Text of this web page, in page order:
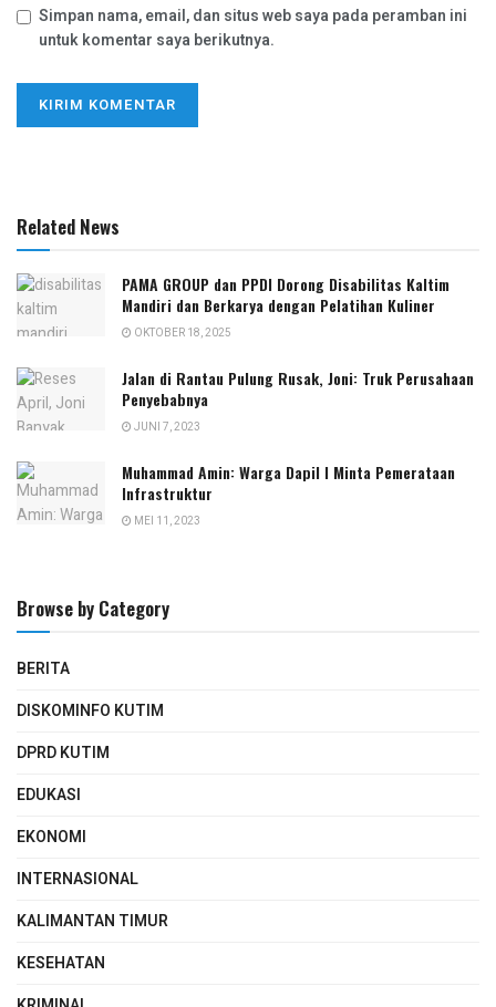
Simpan nama, email, dan situs web saya pada peramban ini
untuk komentar saya berikutnya.
Related News
PAMA GROUP dan PPDI Dorong Disabilitas Kaltim
Mandiri dan Berkarya dengan Pelatihan Kuliner
OKTOBER 18, 2025
Jalan di Rantau Pulung Rusak, Joni: Truk Perusahaan
Penyebabnya
JUNI 7, 2023
Muhammad Amin: Warga Dapil I Minta Pemerataan
Infrastruktur
MEI 11, 2023
Browse by Category
BERITA
DISKOMINFO KUTIM
DPRD KUTIM
EDUKASI
EKONOMI
INTERNASIONAL
KALIMANTAN TIMUR
KESEHATAN